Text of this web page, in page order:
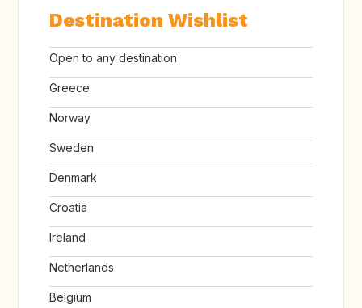
Destination Wishlist
Open to any destination
Greece
Norway
Sweden
Denmark
Croatia
Ireland
Netherlands
Belgium